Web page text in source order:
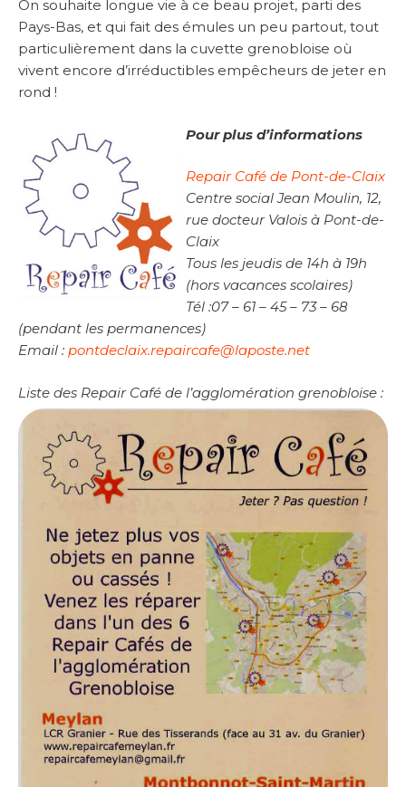
On souhaite longue vie à ce beau projet, parti des
Pays-Bas, et qui fait des émules un peu partout, tout
particulièrement dans la cuvette grenobloise où
vivent encore d’irréductibles empêcheurs de jeter en
rond !
Pour plus d’informations
Repair Café de Pont-de-Claix
Centre social Jean Moulin, 12,
rue docteur Valois à Pont-de-
Claix
Tous les jeudis de 14h à 19h
(hors vacances scolaires)
Tél :07 – 61 – 45 – 73 – 68
(pendant les permanences)
Email : pontdeclaix.repaircafe@laposte.net
Liste des Repair Café de l’agglomération grenobloise :